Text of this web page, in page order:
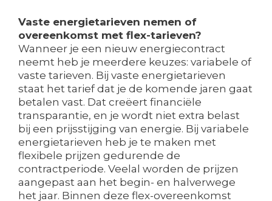
Vaste energietarieven nemen of
overeenkomst met flex-tarieven?
Wanneer je een nieuw energiecontract
neemt heb je meerdere keuzes: variabele of
vaste tarieven. Bij vaste energietarieven
staat het tarief dat je de komende jaren gaat
betalen vast. Dat creëert financiële
transparantie, en je wordt niet extra belast
bij een prijsstijging van energie. Bij variabele
energietarieven heb je te maken met
flexibele prijzen gedurende de
contractperiode. Veelal worden de prijzen
aangepast aan het begin- en halverwege
het jaar. Binnen deze flex-overeenkomst